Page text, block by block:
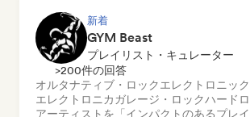
新着
GYM Beast
プレイリスト・キュレーター
>200件の回答
オルタナティブ・ロックエレクトロニッ
エレクトロニカガレージ・ロックハード
アーティストを「インパクトのあるプレ